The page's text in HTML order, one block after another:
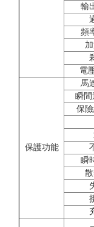
輸
頻
電
保護功能
馬
瞬間
保
瞬